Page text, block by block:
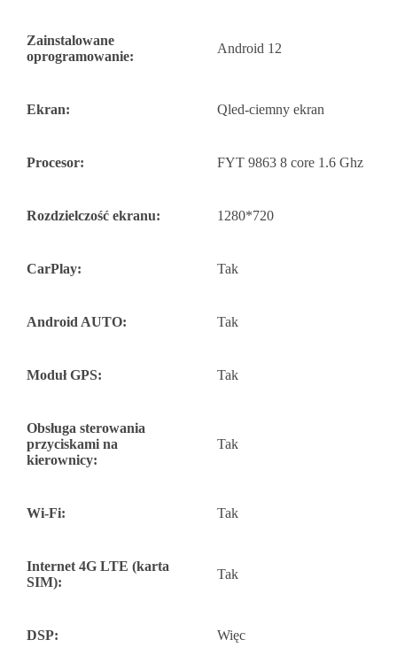
Zainstalowane
oprogramowanie:
Android 12
Ekran: Qled-ciemny ekran
Procesor: FYT 9863 8 core 1.6 Ghz
Rozdzielczość ekranu: 1280*720
CarPlay: Tak
Android AUTO: Tak
Moduł GPS: Tak
Obsługa sterowania
przyciskami na
kierownicy:
Tak
Wi-Fi: Tak
Internet 4G LTE (karta
SIM):
Tak
DSP: Więc